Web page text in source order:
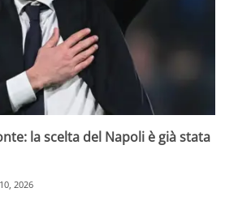
la scelta del Napoli è già stata
2026